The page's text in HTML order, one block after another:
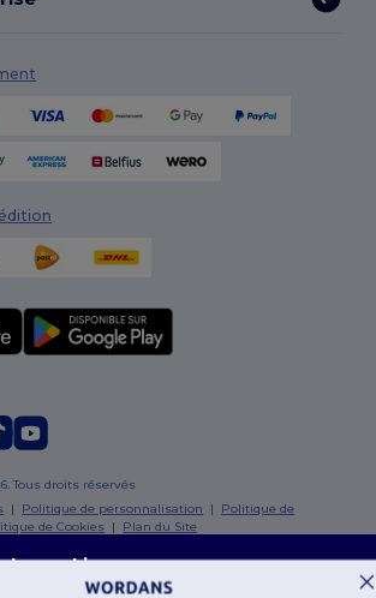
Tous droits réservés
| Politique de personnalisation | Politique de
de Cookies | Plan du Site
Malines |Lierre
cookies
cookies propriétaires et tiers pour améliorer la fonctionnalité